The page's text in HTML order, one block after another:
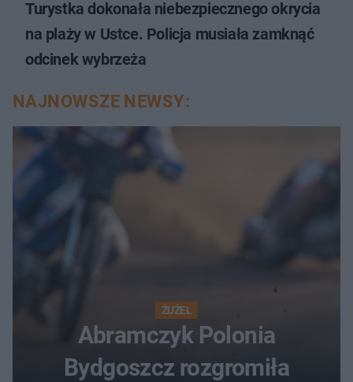
Turystka dokonała niebezpiecznego okrycia
na plaży w Ustce. Policja musiała zamknąć
odcinek wybrzeża
NAJNOWSZE NEWSY:
ŻUŻEL
Abramczyk Polonia
Bydgoszcz rozgromiła